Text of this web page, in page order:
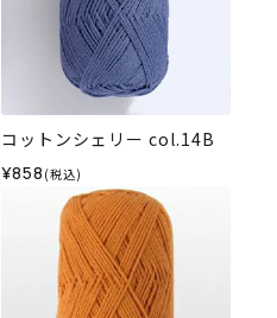
コットンシェリー col.14B
¥858 (税込)